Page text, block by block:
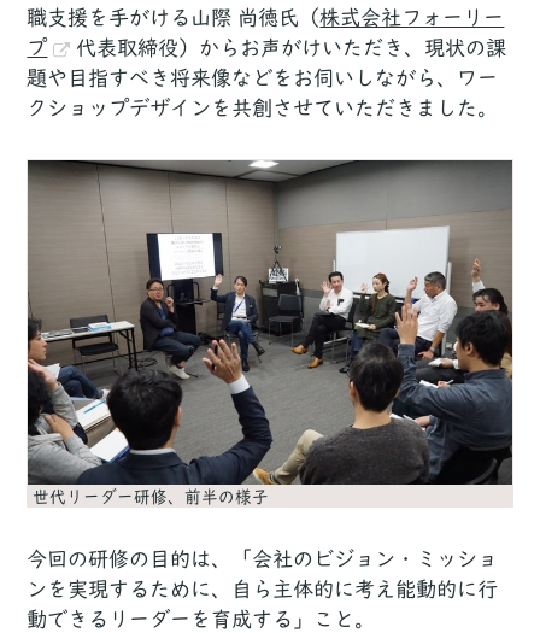
職支援を手がける山際 尚徳氏（株式会社フォーリー
プ
代表取締役）からお声がけいただき、現状の課
題や目指すべき将来像などをお伺いしながら、ワー
クショップデザインを共創させていただきました。
世代リーダー研修、前半の様子
今回の研修の目的は、「会社のビジョン・ミッショ
ンを実現するために、自ら主体的に考え能動的に行
動できるリーダーを育成する」こと。